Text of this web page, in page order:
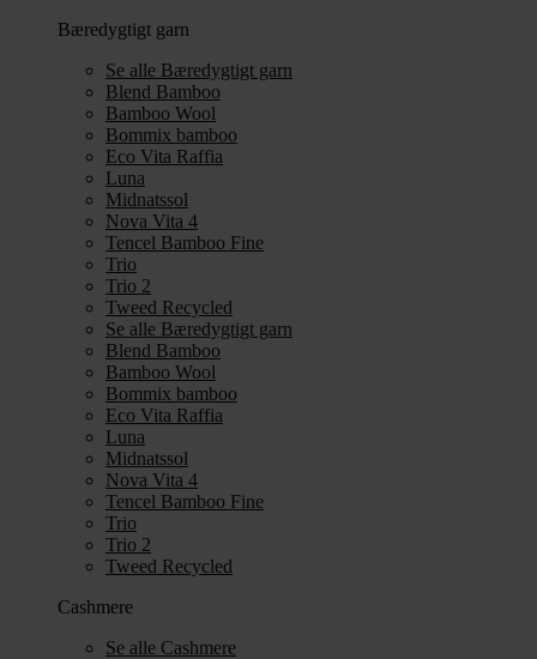
Bæredygtigt garn
Se alle Bæredygtigt garn
Blend Bamboo
Bamboo Wool
Bommix bamboo
Eco Vita Raffia
Luna
Midnatssol
Nova Vita 4
Tencel Bamboo Fine
Trio
Trio 2
Tweed Recycled
Se alle Bæredygtigt garn
Blend Bamboo
Bamboo Wool
Bommix bamboo
Eco Vita Raffia
Luna
Midnatssol
Nova Vita 4
Tencel Bamboo Fine
Trio
Trio 2
Tweed Recycled
Cashmere
Se alle Cashmere